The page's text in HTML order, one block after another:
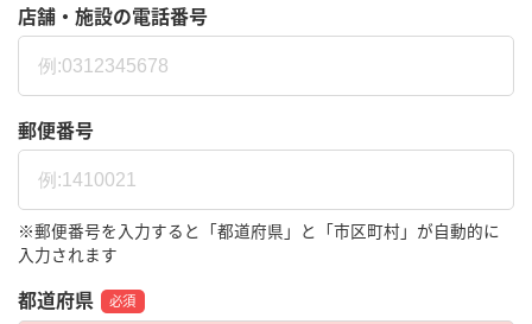
店舗・施設の電話番号
郵便番号
※郵便番号を入力すると「都道府県」と「市区町村」が自動的に
入力されます
都道府県 必須